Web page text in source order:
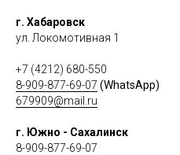
г. Хабаровск
ул. Локомотивная 1
+7 (4212) 680-550
8-909-877-69-07 (WhatsApp)
679909@mail.ru
г. Южно - Сахалинск
8-909-877-69-07